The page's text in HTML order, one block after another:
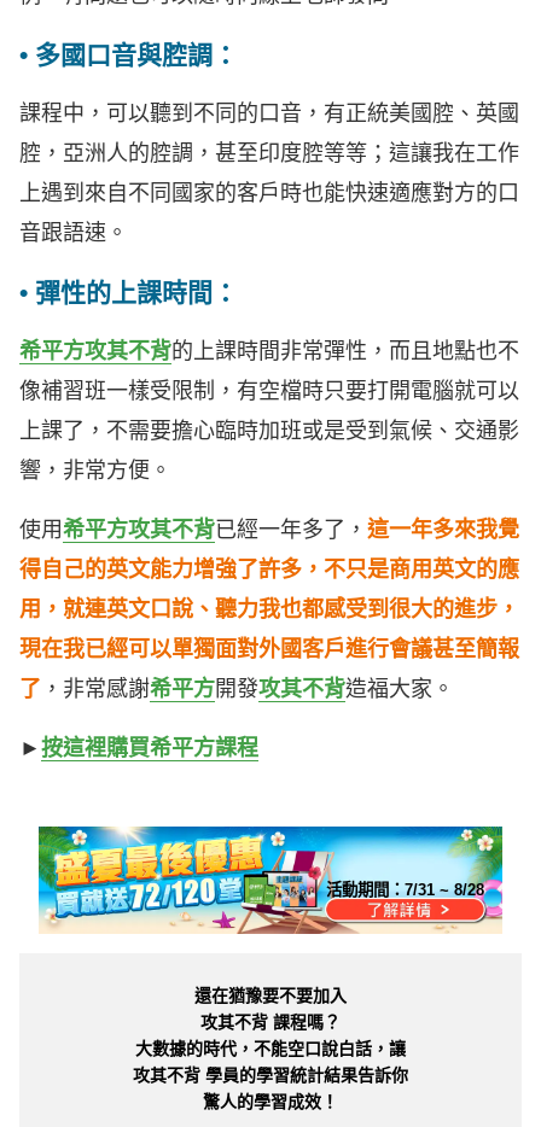
• 多國口音與腔調：
課程中，可以聽到不同的口音，有正統美國腔、英國
腔，亞洲人的腔調，甚至印度腔等等；這讓我在工作
上遇到來自不同國家的客戶時也能快速適應對方的口
音跟語速。
• 彈性的上課時間：
希平方攻其不背的上課時間非常彈性，而且地點也不
像補習班一樣受限制，有空檔時只要打開電腦就可以
上課了，不需要擔心臨時加班或是受到氣候、交通影
響，非常方便。
使用希平方攻其不背已經一年多了， 這一年多來我覺
得自己的英文能力增強了許多，不只是商用英文的應
用，就連英文口說、聽力我也都感受到很大的進步，
現在我已經可以單獨面對外國客戶進行會議甚至簡報
了 ，非常感謝希平方開發攻其不背造福大家。
► 按這裡購買希平方課程
活動期間：7/31 ~ 8/28
還在猶豫要不要加入
攻其不背 課程嗎？
大數據的時代，不能空口說白話，讓
攻其不背 學員的學習統計結果告訴你
驚人的學習成效！